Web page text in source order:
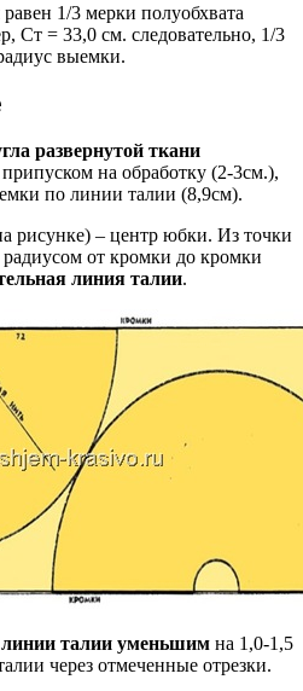
равен 1/3 мерки полуобхвата
Ст = 33,0 см. следовательно, 1/3
выемки.
развернутой ткани
на обработку (2-3см.),
по линии талии (8,9см).
рисунке) – центр юбки. Из точки
от кромки до кромки
линия талии.
талии уменьшим на 1,0-1,5
через отмеченные отрезки.